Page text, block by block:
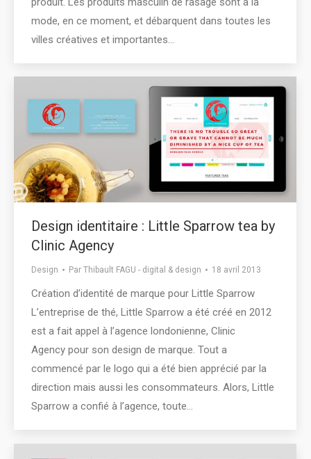
mode, en ce moment, et débarquent dans toutes les
villes créatives et importantes…
Design identitaire : Little Sparrow tea by
Clinic Agency
Design Par Thibault FAGU - digital & design 18 avril 2013
Création d’identité de marque pour Little Sparrow
L’entreprise de thé, Little Sparrow a été créé en 2012
est a fait appel à l’agence londonienne, Clinic
Agency pour son design de marque. Tout a
commencé par le logo qui a été bien apprécié par la
direction mais aussi les consommateurs. Alors, Little
Sparrow a confié à l’agence, toute…